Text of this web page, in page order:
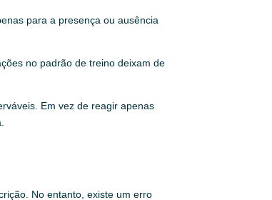
para a presença ou ausência
no padrão de treino deixam de
Em vez de reagir apenas
No entanto, existe um erro